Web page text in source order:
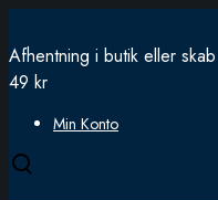
Afhentning i butik eller
49 kr
Min Konto
Open